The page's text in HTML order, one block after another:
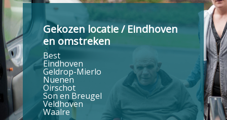
Gekozen locatie / Eindhoven
en omstreken
Best
Eindhoven
Geldrop-Mierlo
Nuenen
Oirschot
Son en Breugel
Veldhoven
Waalre